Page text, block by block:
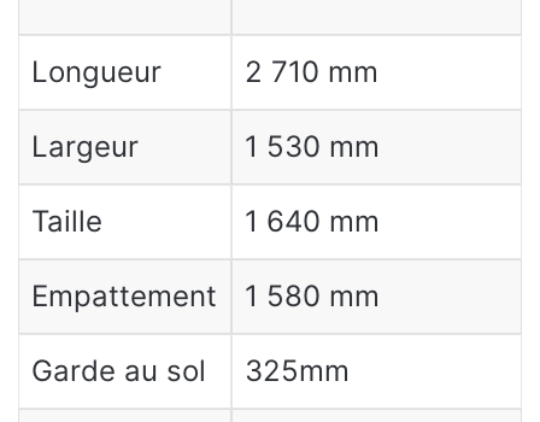
Longueur 2 710 mm
Largeur 1 530 mm
Taille 1 640 mm
Empattement 1 580 mm
Garde au sol 325mm